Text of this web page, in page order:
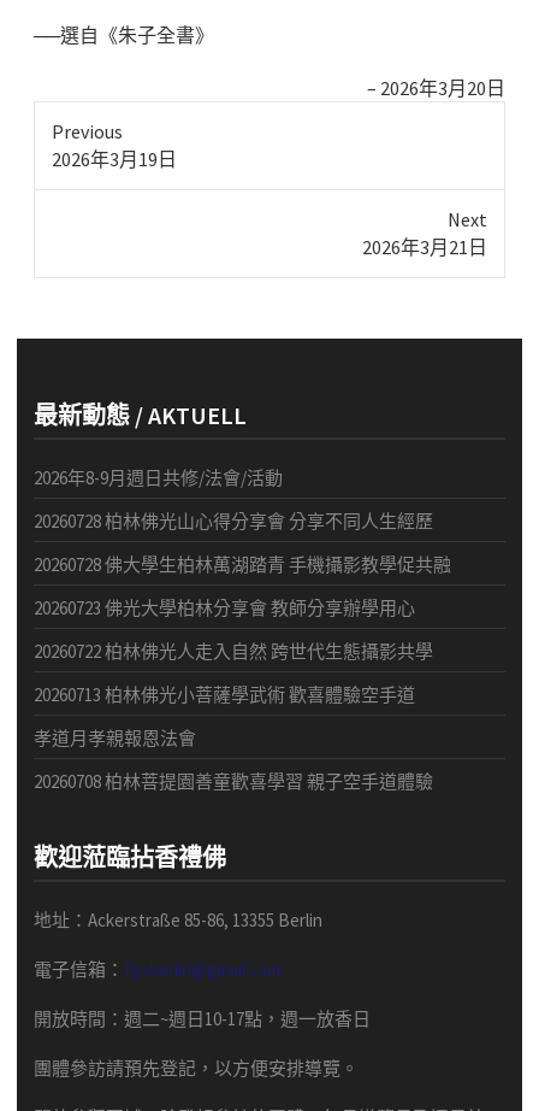
──選自《朱子全書》
2026年3月20日
Previous
Previous
2026年3月19日
Next
2026年3月21日
最新動態 / AKTUELL
2026年8-9月週日共修/法會/活動
20260728 柏林佛光山心得分享會 分享不同人生經歷
20260728 佛大學生柏林萬湖踏青 手機攝影教學促共融
20260723 佛光大學柏林分享會 教師分享辦學用心
20260722 柏林佛光人走入自然 跨世代生態攝影共學
20260713 柏林佛光小菩薩學武術 歡喜體驗空手道
孝道月孝親報恩法會
20260708 柏林菩提園善童歡喜學習 親子空手道體驗
歡迎蒞臨拈香禮佛
地址：Ackerstraße 85-86, 13355 Berlin
電子信箱： fgsberlin@gmail.com
開放時間 ： 週二~週日10-17點， 週一放香日
團體參訪請預先登記，以方便安排導覽 。